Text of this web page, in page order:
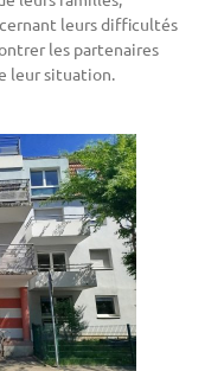
leurs difficultés
les partenaires
leur situation.